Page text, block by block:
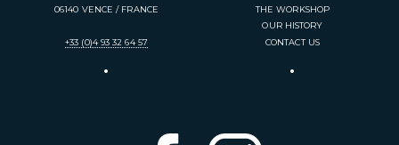
06140 VENCE / FRANCE
+33 (0)4 93 32 64 57
THE WORKSHOP
OUR HISTORY
CONTACT US